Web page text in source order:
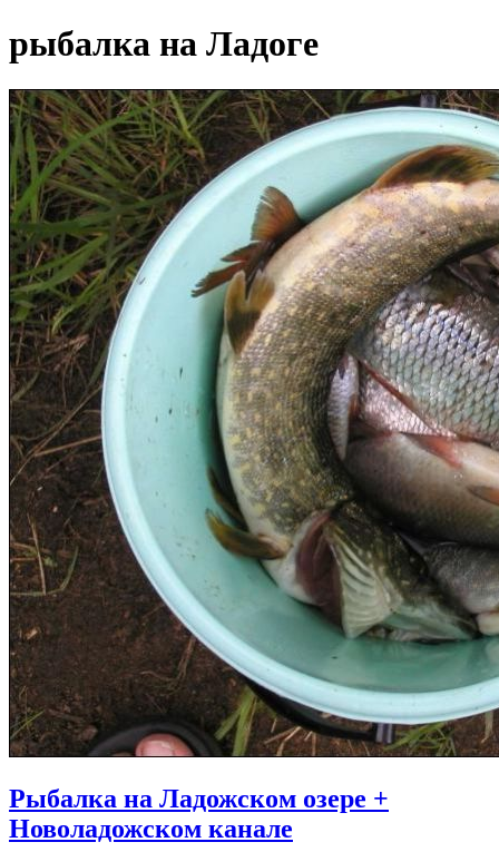
рыбалка на Ладоге
Рыбалка на Ладожском озере +
Новоладожском канале